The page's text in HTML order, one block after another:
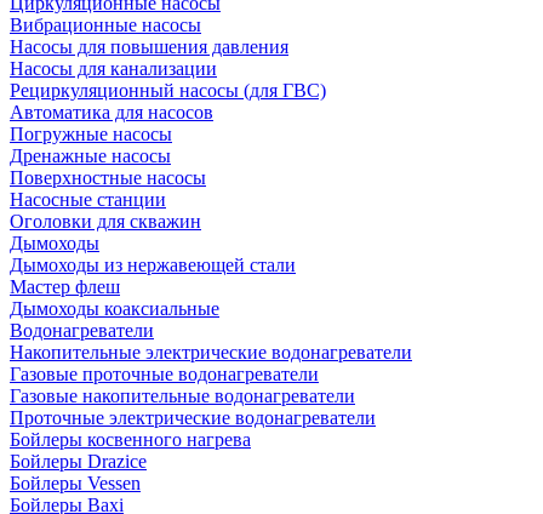
Вибрационные насосы
Насосы для повышения давления
Насосы для канализации
Рециркуляционный насосы (для ГВС)
Автоматика для насосов
Погружные насосы
Дренажные насосы
Поверхностные насосы
Насосные станции
Оголовки для скважин
Дымоходы
Дымоходы из нержавеющей стали
Мастер флеш
Дымоходы коаксиальные
Водонагреватели
Накопительные электрические водонагреватели
Газовые проточные водонагреватели
Газовые накопительные водонагреватели
Проточные электрические водонагреватели
Бойлеры косвенного нагрева
Бойлеры Drazice
Бойлеры Vessen
Бойлеры Baxi